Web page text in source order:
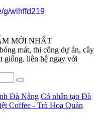
g/wlhffd219
MỚI NHẤT
mát, thi công dự án, cây
giống. liên hệ ngay với
Đà Nẵng Cỏ nhân tạo Đà
Coffee - Trà Hoa Quán